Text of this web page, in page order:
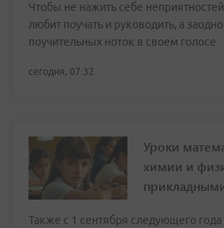
Чтобы не нажить себе
любит поучать и руководить, а
поучительных ноток в своем голосе
сегодня, 07:32
Уроки
химии и
Также с 1 сентября следующего